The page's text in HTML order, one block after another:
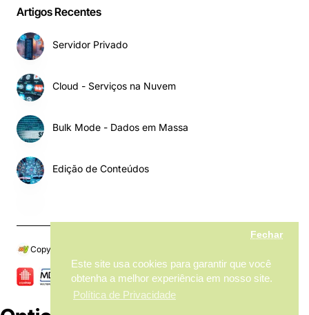
Este site usa cookies para garantir que você
obtenha a melhor experiência em nosso site.
Política de Privacidade
Fechar
Artigos Recentes
Servidor Privado
Cloud - Serviços na Nuvem
Bulk Mode - Dados em Massa
Edição de Conteúdos
Copyright © 2024, My MarketPlace, Todos os Direitos Reservados